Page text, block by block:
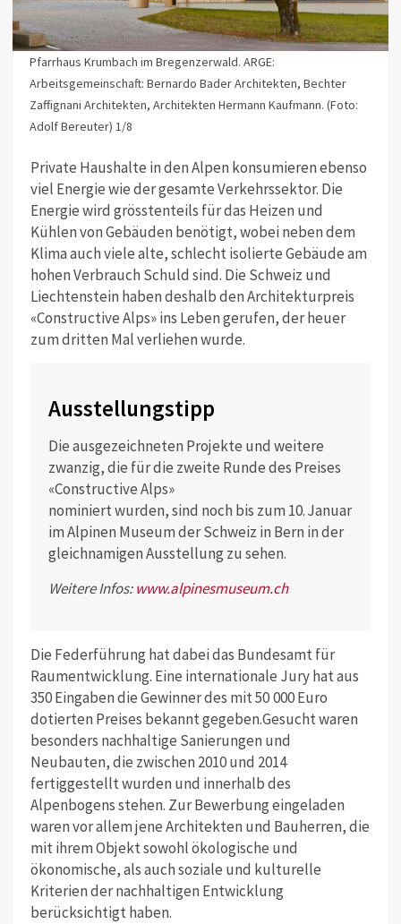
Pfarrhaus Krumbach im Bregenzerwald. ARGE:
Arbeitsgemeinschaft: Bernardo Bader Architekten, Bechter
Zaffignani Architekten, Architekten Hermann Kaufmann. (Foto:
Adolf Bereuter) 1/8
Private Haushalte in den Alpen konsumieren ebenso
viel Energie wie der gesamte Verkehrssektor. Die
Energie wird grösstenteils für das Heizen und
Kühlen von Gebäuden benötigt, wobei neben dem
Klima auch viele alte, schlecht isolierte Gebäude am
hohen Verbrauch Schuld sind. Die Schweiz und
Liechtenstein haben deshalb den Architekturpreis
«Constructive Alps» ins Leben gerufen, der heuer
zum dritten Mal verliehen wurde.
Ausstellungstipp
Die ausgezeichneten Projekte und weitere
zwanzig, die für die zweite Runde des Preises
«Constructive Alps»
nominiert wurden, sind noch bis zum 10. Januar
im Alpinen Museum der Schweiz in Bern in der
gleichnamigen Ausstellung zu sehen.
Weitere Infos:www.alpinesmuseum.ch
Die Federführung hat dabei das Bundesamt für
Raumentwicklung. Eine internationale Jury hat aus
350 Eingaben die Gewinner des mit 50 000 Euro
dotierten Preises bekannt gegeben.Gesucht waren
besonders nachhaltige Sanierungen und
Neubauten, die zwischen 2010 und 2014
fertiggestellt wurden und innerhalb des
Alpenbogens stehen. Zur Bewerbung eingeladen
waren vor allem jene Architekten und Bauherren, die
mit ihrem Objekt sowohl ökologische und
ökonomische, als auch soziale und kulturelle
Kriterien der nachhaltigen Entwicklung
berücksichtigt haben.